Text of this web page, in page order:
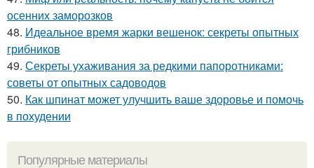
осенних заморозков
48. Идеальное время жарки вешенок: секреты опытных
грибников
49. Секреты ухаживания за редкими папоротниками:
советы от опытных садоводов
50. Как шпинат может улучшить ваше здоровье и помочь
в похудении
Популярные материалы